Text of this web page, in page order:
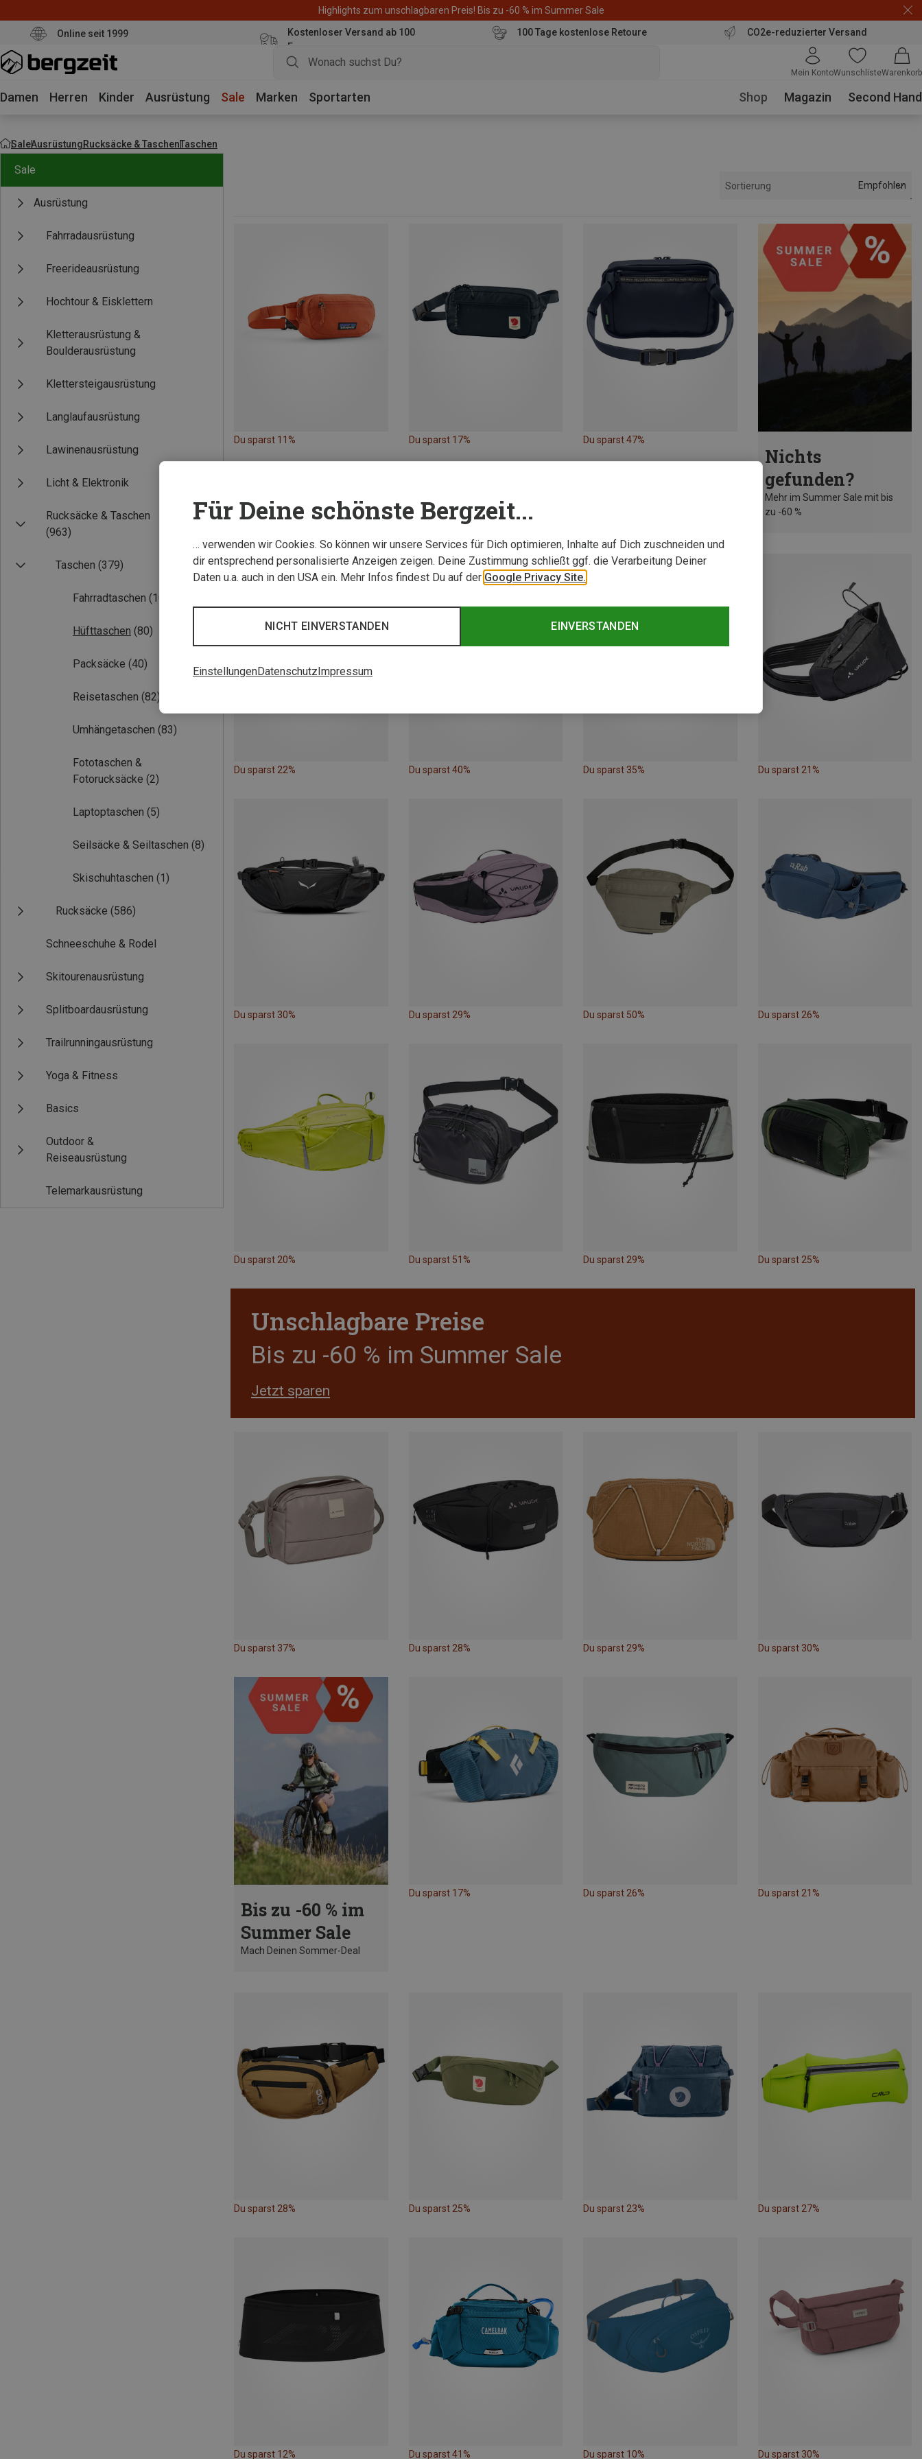
Highlights zum unschlagbaren Preis! Bis zu -60 % im Summer Sale
Online seit 1999
Kostenloser Versand ab 100
Euro
100 Tage kostenlose Retoure CO2e-reduzierter Versand
Mein KontoWunschlisteWarenkorb
Damen Herren Kinder Ausrüstung Sale Marken Sportarten Shop Magazin Second Hand
SaleAusrüstungRucksäcke & TaschenTaschen
Sale
Ausrüstung
Fahrradausrüstung
Freerideausrüstung
Hochtour & Eisklettern
Kletterausrüstung &
Boulderausrüstung
Klettersteigausrüstung
Langlaufausrüstung
Lawinenausrüstung
Licht & Elektronik
Rucksäcke & Taschen
(963)
Taschen (379)
Fahrradtaschen (100)
Hüfttaschen (80)
Packsäcke (40)
Reisetaschen (82)
Umhängetaschen (83)
Fototaschen &
Fotorucksäcke (2)
Laptoptaschen (5)
Seilsäcke & Seiltaschen (8)
Skischuhtaschen (1)
Rucksäcke (586)
Schneeschuhe & Rodel
Skitourenausrüstung
Splitboardausrüstung
Trailrunningausrüstung
Yoga & Fitness
Basics
Outdoor &
Reiseausrüstung
Telemarkausrüstung
Sortierung Empfohlen
Du sparst 11% Du sparst 17% Du sparst 47%
Nichts
gefunden?
Mehr im Summer Sale mit bis
zu -60 %
Du sparst 22% Du sparst 40% Du sparst 35% Du sparst 21%
Du sparst 30% Du sparst 29% Du sparst 50% Du sparst 26%
Du sparst 20% Du sparst 51% Du sparst 29% Du sparst 25%
Unschlagbare Preise
Bis zu -60 % im Summer Sale
Jetzt sparen
Du sparst 37% Du sparst 28% Du sparst 29% Du sparst 30%
Bis zu -60 % im
Summer Sale
Mach Deinen Sommer-Deal
Du sparst 17% Du sparst 26% Du sparst 21%
Du sparst 28% Du sparst 25% Du sparst 23% Du sparst 27%
Du sparst 12% Du sparst 41% Du sparst 10% Du sparst 30%
Für Deine schönste Bergzeit...
… verwenden wir Cookies. So können wir unsere Services für Dich optimieren, Inhalte auf Dich zuschneiden und
dir entsprechend personalisierte Anzeigen zeigen. Deine Zustimmung schließt ggf. die Verarbeitung Deiner
Daten u.a. auch in den USA ein. Mehr Infos findest Du auf der Google Privacy Site.
EINVERSTANDEN
NICHT EINVERSTANDEN
EinstellungenDatenschutzImpressum